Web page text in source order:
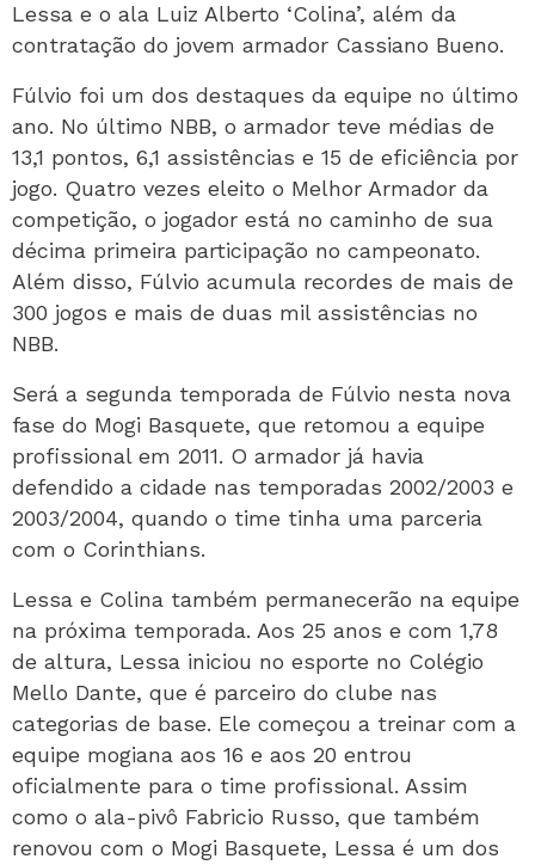
Lessa e o ala Luiz Alberto ‘Colina’, além da
contratação do jovem armador Cassiano Bueno.
Fúlvio foi um dos destaques da equipe no último
ano. No último NBB, o armador teve médias de
13,1 pontos, 6,1 assistências e 15 de eficiência por
jogo. Quatro vezes eleito o Melhor Armador da
competição, o jogador está no caminho de sua
décima primeira participação no campeonato.
Além disso, Fúlvio acumula recordes de mais de
300 jogos e mais de duas mil assistências no
NBB.
Será a segunda temporada de Fúlvio nesta nova
fase do Mogi Basquete, que retomou a equipe
profissional em 2011. O armador já havia
defendido a cidade nas temporadas 2002/2003 e
2003/2004, quando o time tinha uma parceria
com o Corinthians.
Lessa e Colina também permanecerão na equipe
na próxima temporada. Aos 25 anos e com 1,78
de altura, Lessa iniciou no esporte no Colégio
Mello Dante, que é parceiro do clube nas
categorias de base. Ele começou a treinar com a
equipe mogiana aos 16 e aos 20 entrou
oficialmente para o time profissional. Assim
como o ala-pivô Fabricio Russo, que também
renovou com o Mogi Basquete, Lessa é um dos